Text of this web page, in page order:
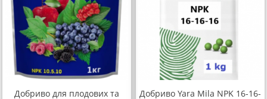
Добриво для плодових та
Добриво Yara Mila NPK 16-16-